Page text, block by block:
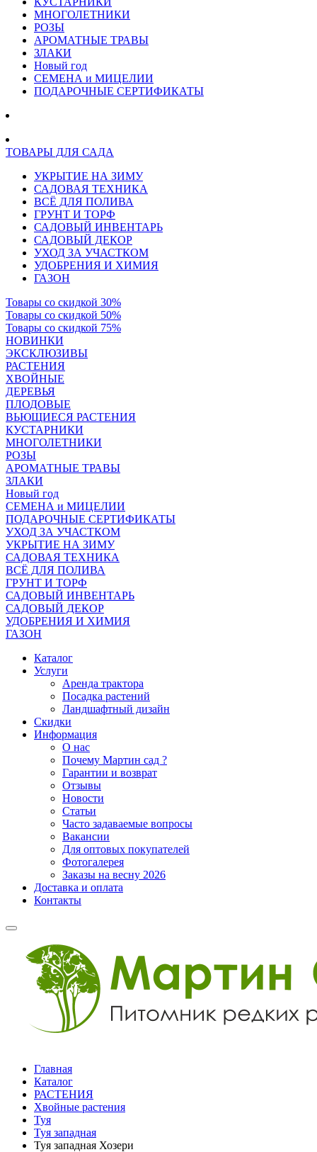
МНОГОЛЕТНИКИ
РОЗЫ
АРОМАТНЫЕ ТРАВЫ
ЗЛАКИ
Новый год
СЕМЕНА и МИЦЕЛИИ
ПОДАРОЧНЫЕ СЕРТИФИКАТЫ
ТОВАРЫ ДЛЯ САДА
УКРЫТИЕ НА ЗИМУ
САДОВАЯ ТЕХНИКА
ВСЁ ДЛЯ ПОЛИВА
ГРУНТ И ТОРФ
САДОВЫЙ ИНВЕНТАРЬ
САДОВЫЙ ДЕКОР
УХОД ЗА УЧАСТКОМ
УДОБРЕНИЯ И ХИМИЯ
ГАЗОН
Товары со скидкой 30%
Товары со скидкой 50%
Товары со скидкой 75%
НОВИНКИ
ЭКСКЛЮЗИВЫ
РАСТЕНИЯ
ХВОЙНЫЕ
ДЕРЕВЬЯ
ПЛОДОВЫЕ
ВЬЮЩИЕСЯ РАСТЕНИЯ
КУСТАРНИКИ
МНОГОЛЕТНИКИ
РОЗЫ
АРОМАТНЫЕ ТРАВЫ
ЗЛАКИ
Новый год
СЕМЕНА и МИЦЕЛИИ
ПОДАРОЧНЫЕ СЕРТИФИКАТЫ
УХОД ЗА УЧАСТКОМ
УКРЫТИЕ НА ЗИМУ
САДОВАЯ ТЕХНИКА
ВСЁ ДЛЯ ПОЛИВА
ГРУНТ И ТОРФ
САДОВЫЙ ИНВЕНТАРЬ
САДОВЫЙ ДЕКОР
УДОБРЕНИЯ И ХИМИЯ
ГАЗОН
Каталог
Услуги
Аренда трактора
Посадка растений
Ландшафтный дизайн
Скидки
Информация
О нас
Почему Мартин сад ?
Гарантии и возврат
Отзывы
Новости
Статьи
Часто задаваемые вопросы
Вакансии
Для оптовых покупателей
Фотогалерея
Заказы на весну 2026
Доставка и оплата
Контакты
Главная
Каталог
РАСТЕНИЯ
Хвойные растения
Туя
Туя западная
Туя западная Хозери